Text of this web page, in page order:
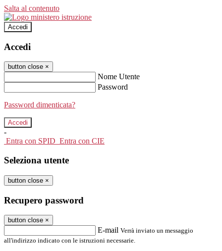
Salta al contenuto
Accedi
Accedi
button close ×
Nome Utente
Password
Password dimenticata?
-
Entra con SPID Entra con CIE
Seleziona utente
button close ×
Recupero password
button close ×
E-mail Verrà inviato un messaggio
all'indirizzo indicato con le istruzioni necessarie.